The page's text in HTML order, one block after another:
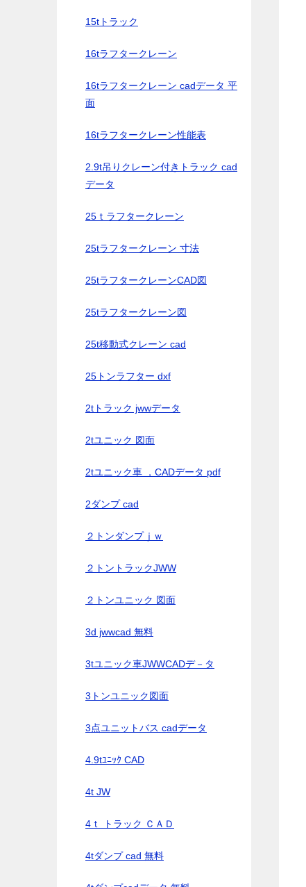
15tトラック
16tラフタークレーン
16tラフタークレーン cadデータ 平
面
16tラフタークレーン性能表
2.9t吊りクレーン付きトラック cad
データ
25ｔラフタークレーン
25tラフタークレーン 寸法
25tラフタークレーンCAD図
25tラフタークレーン図
25t移動式クレーン cad
25トンラフター dxf
2tトラック jwwデータ
2tユニック 図面
2tユニック車 ，CADデータ pdf
2ダンプ cad
２トンダンプｊｗ
２トントラックJWW
２トンユニック 図面
3d jwwcad 無料
3tユニック車JWWCADデ－タ
3トンユニック図面
3点ユニットバス cadデータ
4.9tﾕﾆｯｸ CAD
4t JW
4ｔ トラック ＣＡＤ
4tダンプ cad 無料